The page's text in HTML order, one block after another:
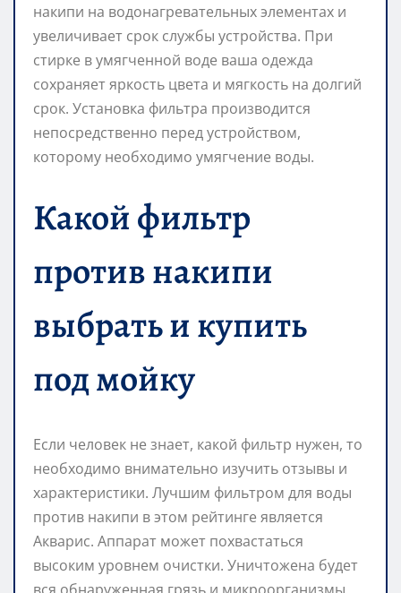
накипи на водонагревательных элементах и
увеличивает срок службы устройства. При
стирке в умягченной воде ваша одежда
сохраняет яркость цвета и мягкость на долгий
срок. Установка фильтра производится
непосредственно перед устройством,
которому необходимо умягчение воды.
Какой фильтр
против накипи
выбрать и купить
под мойку
Если человек не знает, какой фильтр нужен, то
необходимо внимательно изучить отзывы и
характеристики. Лучшим фильтром для воды
против накипи в этом рейтинге является
Акварис. Аппарат может похвастаться
высоким уровнем очистки. Уничтожена будет